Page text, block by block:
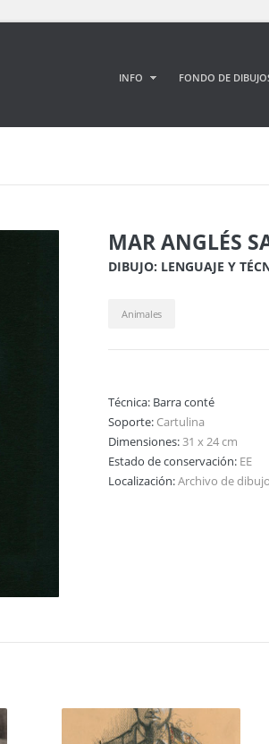
INFO FONDO DE
MAR ANGLÉS
DIBUJO: LENGUAJE Y
Animales
Técnica: Barra conté
Soporte: Cartulina
Dimensiones:31 x 24 cm
Estado de conservación: EE
Localización:Archivo de